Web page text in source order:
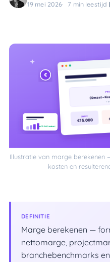
19 mei 2026 7 min leestijd
Illustratie van marge
kosten en
DEFINITIE
Marge berekenen —
nettomarge,
branchebenchmarks